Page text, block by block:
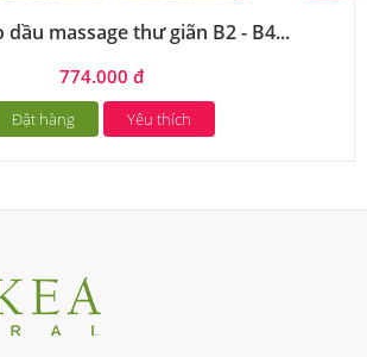
dầu massage thư giãn B2 - B4...
774.000 đ
Đặt hàng Yêu thích